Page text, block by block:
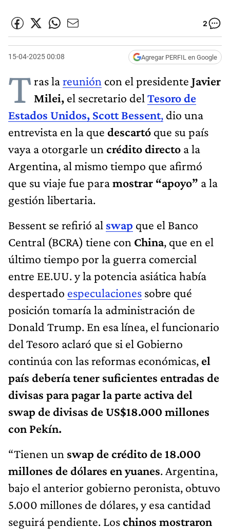
2
15-04-2025 00:08 Agregar PERFIL en Google
Tras lareunión con el presidente Javier
Milei, el secretario del Tesoro de
Estados Unidos, Scott Bessent, dio una
entrevista en la que descartó que su país
vaya a otorgarle un crédito directo a la
Argentina, al mismo tiempo que afirmó
que su viaje fue paramostrar “apoyo” a la
gestión libertaria.
Bessent se refirió al swap que el Banco
Central (BCRA) tiene con China, que en el
último tiempo por la guerra comercial
entre EE.UU. y la potencia asiática había
despertado especulaciones sobre qué
posición tomaría la administración de
Donald Trump. En esa línea, el funcionario
del Tesoro aclaró que si el Gobierno
continúa con las reformas económicas, el
país debería tener suficientes entradas de
divisas para pagar la parte activa del
swap de divisas de US$18.000 millones
con Pekín.
“Tienen un swap de crédito de 18.000
millones de dólares en yuanes. Argentina,
bajo el anterior gobierno peronista, obtuvo
5.000 millones de dólares, y esa cantidad
seguirá pendiente. Loschinos mostraron